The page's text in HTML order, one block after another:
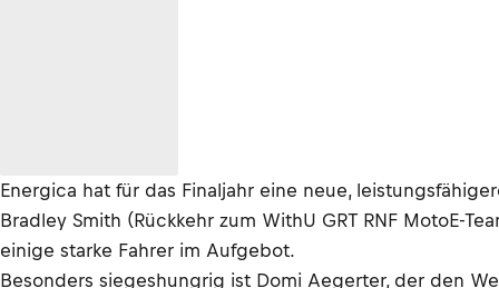
Energica hat für das Finaljahr eine neue,
Bradley Smith (Rückkehr zum WithU GRT RNF MotoE-
einige starke Fahrer im Aufgebot.
Besonders siegeshungrig ist Domi Aegerter, der den